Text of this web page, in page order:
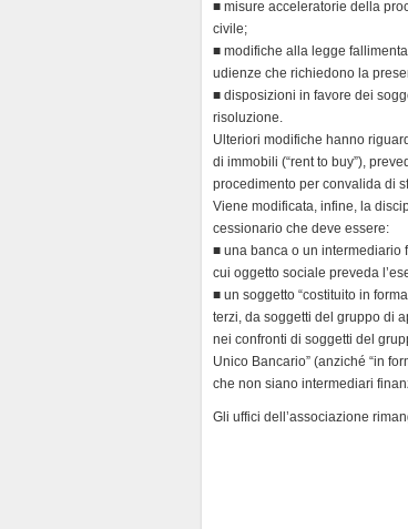
■ misure acceleratorie della
civile;
■ modifiche alla legge
udienze che richiedono la
■ disposizioni in favore dei
risoluzione.
Ulteriori modifiche hanno
di immobili (“rent to buy”),
procedimento per convalida di
Viene modificata, infine, la
cessionario che deve essere:
■ una banca o un intermediario
cui oggetto sociale preveda
■ un soggetto “costituito in
terzi, da soggetti del gruppo di
nei confronti di soggetti del
Unico Bancario” (anziché “in
che non siano intermediari
Gli uffici dell’associazione